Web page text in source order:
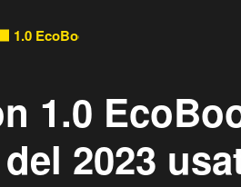
1.0 EcoBoost Hybrid 125 CV SW
1.0
2023